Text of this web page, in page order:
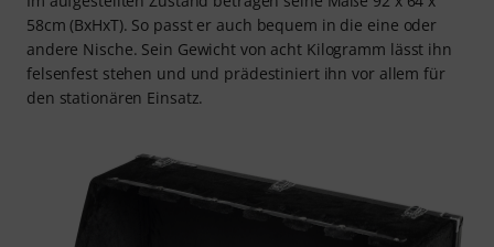
58cm (BxHxT). So passt er auch bequem in die eine oder
andere Nische. Sein Gewicht von acht Kilogramm lässt ihn
felsenfest stehen und und prädestiniert ihn vor allem für
den stationären Einsatz.